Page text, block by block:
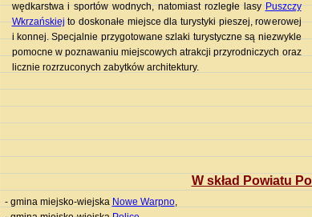
wędkarstwa i sportów wodnych, natomiast rozległe lasyPuszczy
Wkrzańskiejto doskonałe miejsce dla turystyki pieszej, rowerowej
i konnej. Specjalnie przygotowane szlaki turystyczne są niezwykle
pomocne w poznawaniu miejscowych atrakcji przyrodniczych oraz
licznie rozrzuconych zabytków architektury.
W skład Powiatu
- gmina miejsko-wiejska Nowe Warpno,